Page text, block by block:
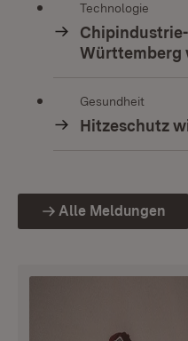
Technologie
Württemberg
Gesundheit
Hitzeschutz
Alle Meldungen